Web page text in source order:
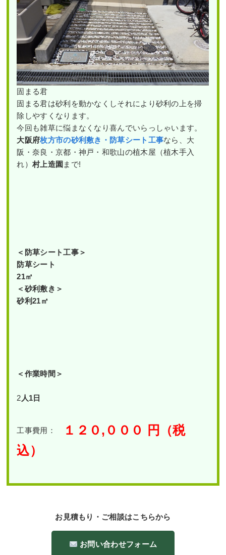
固まる君
固まる君は砂利を動かなくしそれにより砂利の上を掃
除しやすくなります。
今回も雑草に悩まなくなり喜んでいらっしゃいます。
大阪府枚方市の砂利敷き・防草シート工事なら、大
阪・奈良・京都・神戸・和歌山の植木屋（植木手入
れ）村上造園 まで!
＜防草シート工事＞
防草シート
21㎡
＜砂利敷き＞
砂利21㎡
＜作業時間＞
2 人1日
工事費用： １２０,０００
円（税
込）
お見積もり・ご相談はこちらから
お問い合わせフォーム